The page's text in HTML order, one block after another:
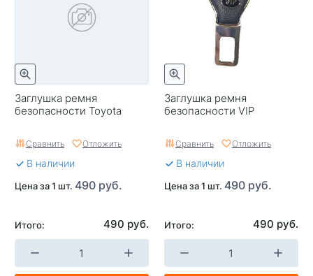
Заглушка ремня
безопасности Toyota
Сравнить Отложить
В наличии
Цена за 1 шт. 490 руб.
Итого: 490 руб.
Заглушка ремня
безопасности VIP
Сравнить Отложить
В наличии
Цена за 1 шт. 490 руб.
Итого: 490 руб.